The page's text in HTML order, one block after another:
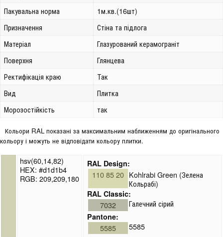
Пакувальна норма
1м.кв.(16шт)
Призначення
Стіна та підлога
Матеріал
Глазурований керамограніт
Поверхня
Глянцева
Ректифікація краю
Так
Вид
Плитка
Морозостійкість
так
Кольори RAL показані за максимальним наближенням до оригінального
кольору і можуть не відповідати кольору плитки.
hsv(60,14,82)
HEX: #d1d1b4
RGB: 209,209,180
RAL Design:
110 85 20 Kohlrabi Green (Зелена
Кольрабі)
RAL Classic:
7032 Галечний сірий
Pantone:
5585
5585